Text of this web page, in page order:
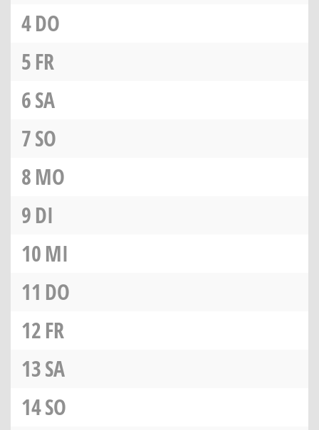
4DO
5FR
6SA
7SO
8MO
9DI
10MI
11 DO
12FR
13SA
14SO